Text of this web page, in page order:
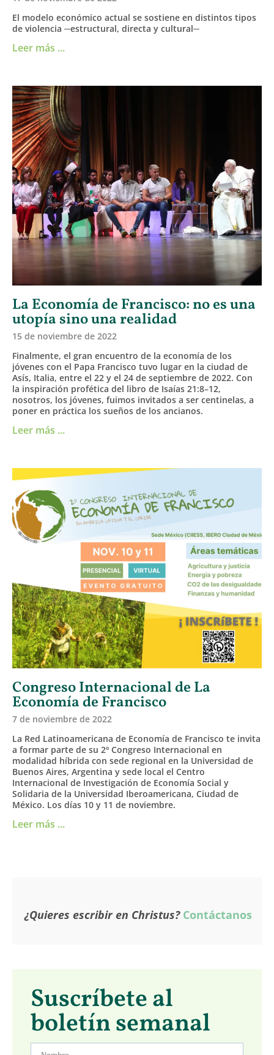
El modelo económico actual se sostiene en distintos tipos
de violencia ─estructural, directa y cultural─
Leer más ...
La Economía de Francisco: no es una
utopía sino una realidad
15 de noviembre de 2022
Finalmente, el gran encuentro de la economía de los
jóvenes con el Papa Francisco tuvo lugar en la ciudad de
Asís, Italia, entre el 22 y el 24 de septiembre de 2022. Con
la inspiración profética del libro de Isaías 21:8–12,
nosotros, los jóvenes, fuimos invitados a ser centinelas, a
poner en práctica los sueños de los ancianos.
Leer más ...
Congreso Internacional de La
Economía de Francisco
7 de noviembre de 2022
La Red Latinoamericana de Economía de Francisco te invita
a formar parte de su 2º Congreso Internacional en
modalidad híbrida con sede regional en la Universidad de
Buenos Aires, Argentina y sede local el Centro
Internacional de Investigación de Economía Social y
Solidaria de la Universidad Iberoamericana, Ciudad de
México. Los días 10 y 11 de noviembre.
Leer más ...
¿Quieres escribir en Christus? Contáctanos
Suscríbete al
boletín semanal